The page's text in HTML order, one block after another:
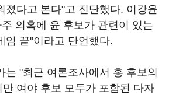
졌다고 본다"고 진단했다. 이강윤
의혹에 윤 후보가 관련이 있는
임 끝"이라고 단언했다.
는 "최근 여론조사에서 홍 후보의
여야 후보 모두가 포함된 다자